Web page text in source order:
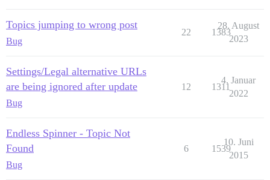
Topics jumping to wrong post
Bug
22 1383
28. August
2023
Settings/Legal alternative URLs
are being ignored after update
Bug
12 1311
4. Januar
2022
Endless Spinner - Topic Not
Found
Bug
6 1539
10. Juni
2015